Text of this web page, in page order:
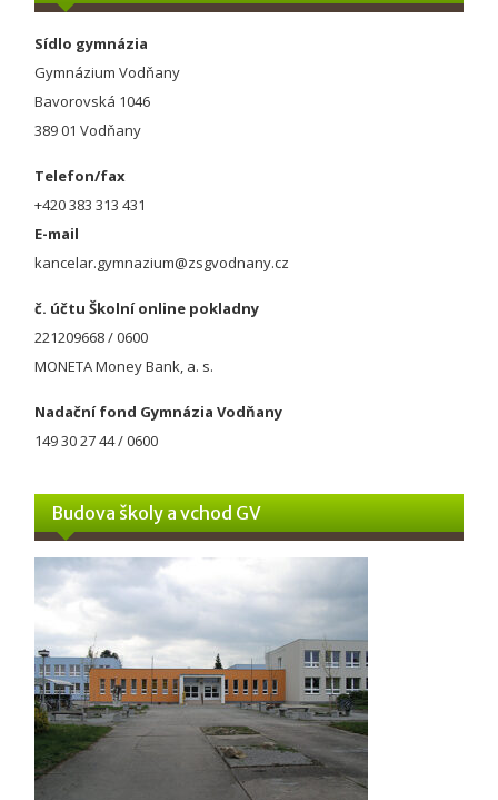
Sídlo gymnázia
Gymnázium Vodňany
Bavorovská 1046
389 01 Vodňany
Telefon/fax
+420 383 313 431
E-mail
kancelar.gymnazium@zsgvodnany.cz
č. účtu Školní online pokladny
221209668 / 0600
MONETA Money Bank, a. s.
Nadační fond Gymnázia Vodňany
149 30 27 44 / 0600
Budova školy a vchod GV